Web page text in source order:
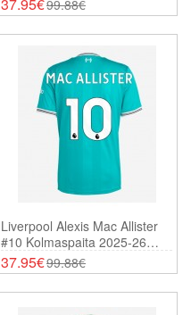
99.88€
Liverpool Alexis Mac Allister
#10 Kolmaspaita 2025-26
Lyhythihainen
37.95€99.88€